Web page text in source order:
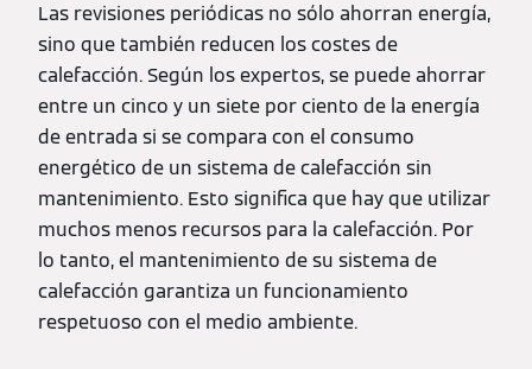
Las revisiones periódicas no sólo ahorran energía,
sino que también reducen los costes de
calefacción. Según los expertos, se puede ahorrar
entre un cinco y un siete por ciento de la energía
de entrada si se compara con el consumo
energético de un sistema de calefacción sin
mantenimiento. Esto significa que hay que utilizar
muchos menos recursos para la calefacción. Por
lo tanto, el mantenimiento de su sistema de
calefacción garantiza un funcionamiento
respetuoso con el medio ambiente.